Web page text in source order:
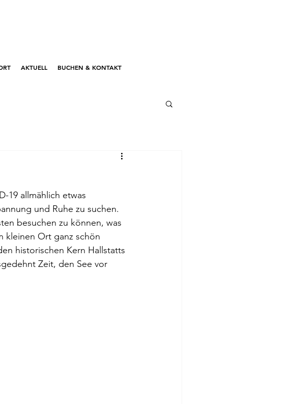
AKTUELL BUCHEN & KONTAKT
19 allmählich etwas
und Ruhe zu suchen.
besuchen zu können, was
kleinen Ort ganz schön
historischen Kern Hallstatts
Zeit, den See vor